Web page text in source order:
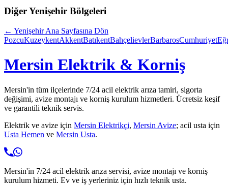
DiğerYenişehir Bölgeleri
← YenişehirAna Sayfasına Dön
PozcuKuzeykentAkkentBatıkentBahçelievlerBarbarosCumhuriyet
Mersin Elektrik & Korniş
Mersin'in tüm ilçelerinde 7/24 acil elektrik arıza tamiri, sigorta
değişimi, avize montajı ve korniş kurulum hizmetleri. Ücretsiz keşif
ve garantili teknik servis.
Elektrik ve avize için Mersin Elektrikçi, Mersin Avize; acil usta için
Usta Hemen ve Mersin Usta.
Mersin'in 7/24 acil elektrik arıza servisi, avize montajı ve korniş
kurulum hizmeti. Ev ve iş yerleriniz için hızlı teknik usta.